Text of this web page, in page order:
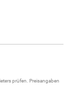
prüfen. Preisangaben